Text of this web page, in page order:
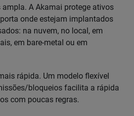
ampla. A Akamai protege ativos
onde estejam implantados
na nuvem, no local, em
em bare-metal ou em
rápida. Um modelo flexível
bloqueios facilita a rápida
com poucas regras.